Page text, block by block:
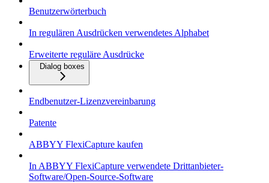
Benutzerwörterbuch
In regulären Ausdrücken verwendetes Alphabet
Erweiterte reguläre Ausdrücke
Dialog boxes
Endbenutzer-Lizenzvereinbarung
Patente
ABBYY FlexiCapture kaufen
In ABBYY FlexiCapture verwendete Drittanbieter-
Software/Open-Source-Software